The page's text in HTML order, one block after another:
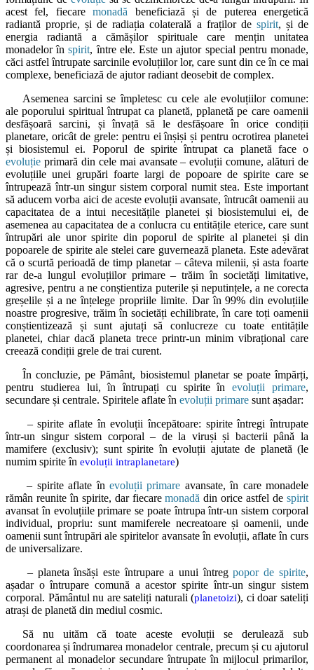
acest fel, fiecaremonadă beneficiază și de puterea energetică
radiantă proprie, și de radiația colaterală a fraților de spirit, și de
energia radiantă a cămășilor spirituale care mențin unitatea
monadelor înspirit, între ele. Este un ajutor special pentru monade,
căci astfel întrupate sarcinile evoluțiilor lor, care sunt din ce în ce mai
complexe, beneficiază de ajutor radiant deosebit de complex.
Asemenea sarcini se împletesc cu cele ale evoluțiilor comune:
ale poporului spiritual întrupat ca planetă, pplanetă pe care oamenii
desfășoară sarcini, și învață să le desfășoare în orice condiții
planetare, oricât de grele: pentru ei înșiși și pentru ocrotirea planetei
și biosistemul ei. Poporul de spirite întrupat ca planetă face o
evoluție primară din cele mai avansate – evoluții comune, alături de
evoluțiile unei grupări foarte largi de popoare de spirite care se
întrupează într-un singur sistem corporal numit stea. Este important
să aducem vorba aici de aceste evoluții avansate, întrucât oamenii au
capacitatea de a intui necesitățile planetei și biosistemului ei, de
asemenea au capacitatea de a conlucra cu entitățile eterice, care sunt
întrupări ale unor spirite din poporul de spirite al planetei și din
popoarele de spirite ale stelei care guvernează planeta. Este adevărat
că o scurtă perioadă de timp planetar – câteva milenii, și asta foarte
rar de-a lungul evoluțiilor primare – trăim în societăți limitative,
agresive, pentru a ne conștientiza puterile și neputințele, a ne corecta
greșelile și a ne înțelege propriile limite. Dar în 99% din evoluțiile
noastre progresive, trăim în societăți echilibrate, în care toți oamenii
conștientizează și sunt ajutați să conlucreze cu toate entitățile
planetei, chiar dacă planeta trece printr-un minim vibrațional care
creează condiții grele de trai curent.
În concluzie, pe Pământ, biosistemul planetar se poate împărți,
pentru studierea lui, în întrupați cu spirite înevoluții primare,
secundare și centrale. Spiritele aflate în evoluții primare sunt așadar:
– spirite aflate în evoluții începătoare: spirite întregi întrupate
într-un singur sistem corporal – de la viruși și bacterii până la
mamifere (exclusiv); sunt spirite în evoluții ajutate de planetă (le
numim spirite în evoluții intraplanetare)
– spirite aflate în evoluții primare avansate, în care monadele
rămân reunite în spirite, dar fiecaremonadă din orice astfel despirit
avansat în evoluțiile primare se poate întrupa într-un sistem corporal
individual, propriu: sunt mamiferele necreatoare și oamenii, unde
oamenii sunt întrupări ale spiritelor avansate în evoluții, aflate în curs
de universalizare.
– planeta însăși este întrupare a unui întregpopor de spirite,
așadar o întrupare comună a acestor spirite într-un singur sistem
corporal. Pământul nu are sateliți naturali (planetoizi), ci doar sateliți
atrași de planetă din mediul cosmic.
Să nu uităm că toate aceste evoluții se derulează sub
coordonarea și îndrumarea monadelor centrale, precum și cu ajutorul
permanent al monadelor secundare întrupate în mijlocul primarilor,